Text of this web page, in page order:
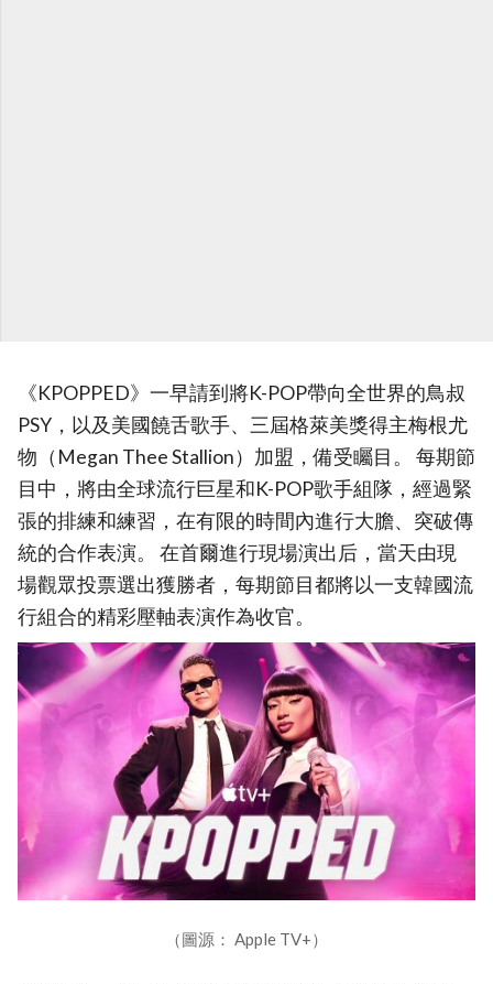
《KPOPPED》一早請到將K-POP帶向全世界的鳥叔
PSY，以及美國饒舌歌手、三屆格萊美獎得主梅根尤
物（Megan Thee Stallion）加盟，備受矚目。 每期節
目中，將由全球流行巨星和K-POP歌手組隊，經過緊
張的排練和練習，在有限的時間內進行大膽、突破傳
統的合作表演。 在首爾進行現場演出后，當天由現
場觀眾投票選出獲勝者，每期節目都將以一支韓國流
行組合的精彩壓軸表演作為收官。
（圖源： Apple TV+）